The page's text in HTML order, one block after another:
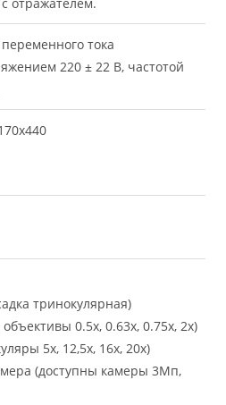
тока
220 ± 22 В, частотой
тринокулярная)
0.5х, 0.63х, 0.75х, 2х)
5х, 12,5х, 16х, 20х)
(доступны камеры 3Мп,